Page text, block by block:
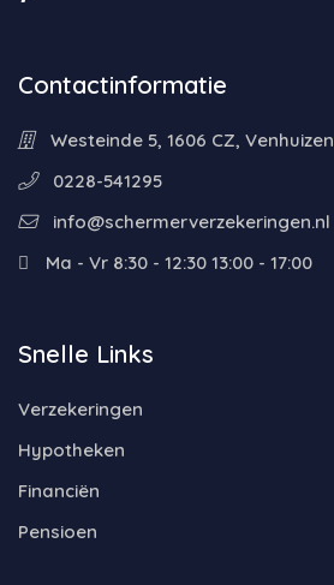
Contactinformatie
Westeinde 5, 1606 CZ, Venhuizen
0228-541295
info@schermerverzekeringen.nl
Ma - Vr 8:30 - 12:30 13:00 - 17:00
Snelle Links
Verzekeringen
Hypotheken
Financiën
Pensioen